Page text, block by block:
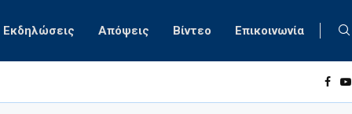
Εκδηλώσεις Απόψεις Βίντεο Επικοινωνία